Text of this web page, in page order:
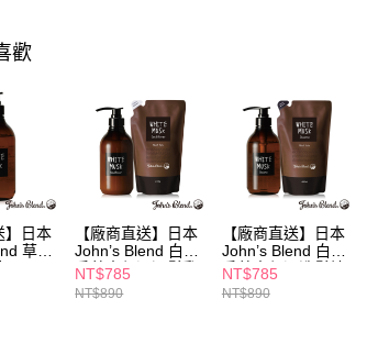
歡
】日本
草本
【廠商直送】日本
John’s Blend 白麝
香草本保濕潤髮乳
480g+補充包450g
NT$785
NT$890
【廠商直送】日本
John’s Blend 白麝
香草本保濕洗髮精
480mL+補充包
450mL
NT$785
NT$890